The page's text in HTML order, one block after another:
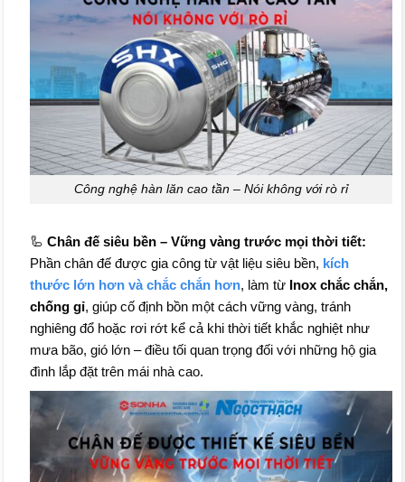
Công nghệ hàn lăn cao tần – Nói không với rò rỉ
🦾Chân đế siêu bền – Vững vàng trước mọi thời tiết:
Phần chân đế được gia công từ vật liệu siêu bền, kích
thước lớn hơn và chắc chắn hơn, làm từ Inox chắc chắn,
chống gỉ, giúp cố định bồn một cách vững vàng, tránh
nghiêng đổ hoặc rơi rớt kể cả khi thời tiết khắc nghiệt như
mưa bão, gió lớn – điều tối quan trọng đối với những hộ gia
đình lắp đặt trên mái nhà cao.